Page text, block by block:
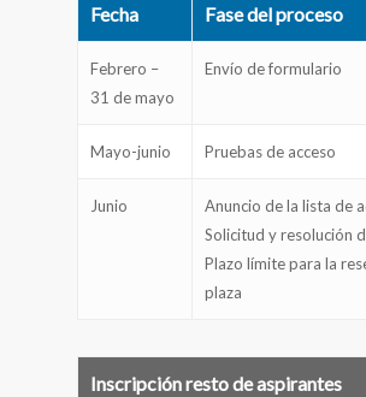
Fecha Fase del proceso
Febrero –
31 de mayo
Envío de formulario
Mayo-junio Pruebas de acceso
Junio
Anuncio de la lista de
Solicitud y resolución
Plazo límite para la
plaza
Inscripción resto de aspirantes